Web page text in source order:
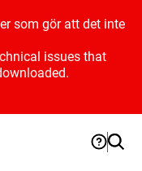
som gör att det inte
issues that